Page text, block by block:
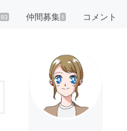
93 仲間募集 1 コメント